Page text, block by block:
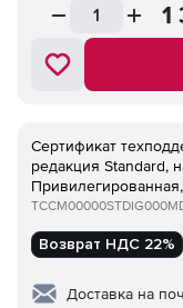
1
Сертификат
редакция Standard,
Возврат НДС 22%
Доставка на